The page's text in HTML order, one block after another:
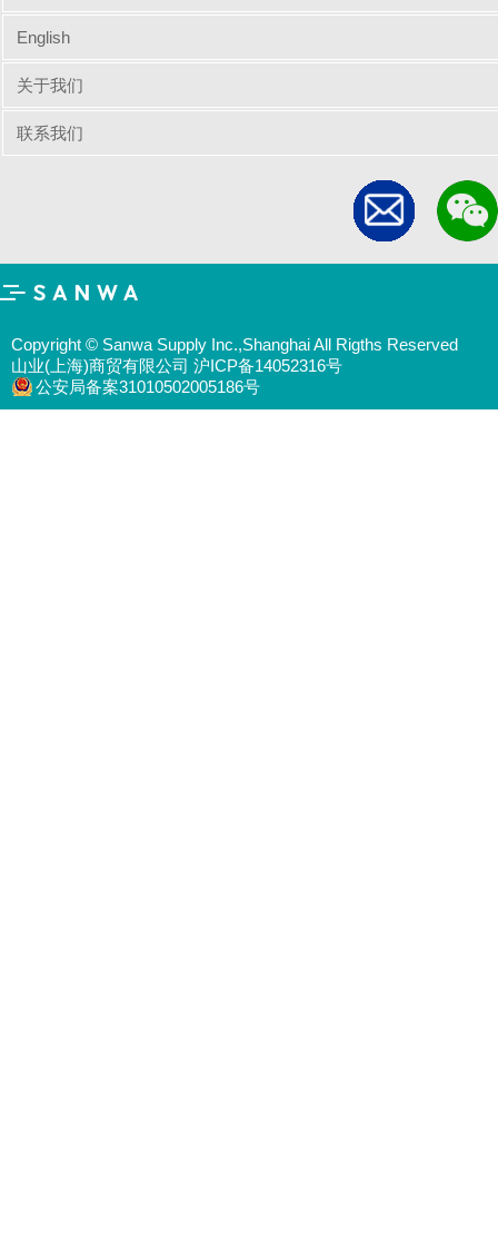
English
关于我们
联系我们
Copyright © Sanwa Supply Inc.,Shanghai All Rigths Reserved
山业(上海)商贸有限公司 沪ICP备14052316号
公安局备案31010502005186号